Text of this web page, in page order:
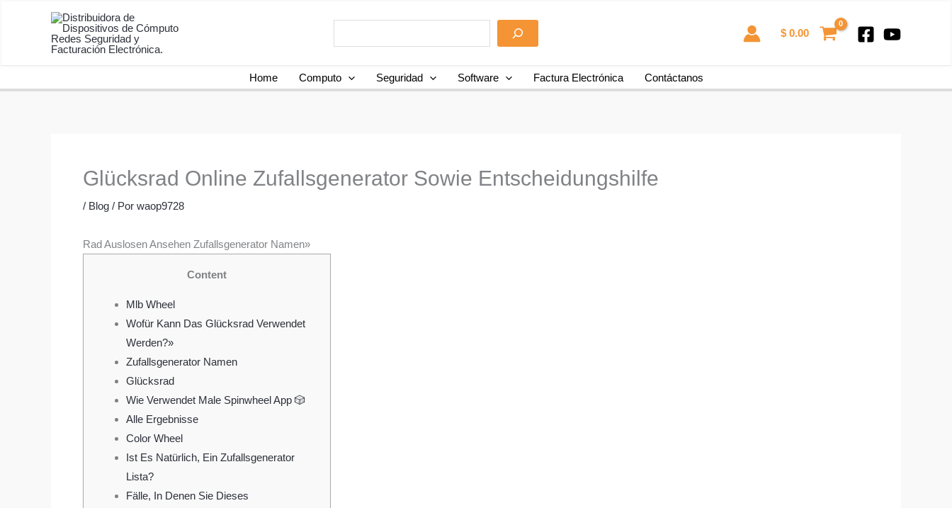
$0.00
Home Computo Seguridad Software Factura Electrónica Contáctanos
Glücksrad Online Zufallsgenerator Sowie Entscheidungshilfe
/ Blog / Por waop9728
Rad Auslosen Ansehen Zufallsgenerator Namen»
Content
Mlb Wheel
Wofür Kann Das Glücksrad Verwendet
Werden?»
Zufallsgenerator Namen
Glücksrad
Wie Verwendet Male Spinwheel App 🎲
Alle Ergebnisse
Color Wheel
Ist Es Natürlich, Ein Zufallsgenerator
Lista?
Fälle, In Denen Sie Dieses